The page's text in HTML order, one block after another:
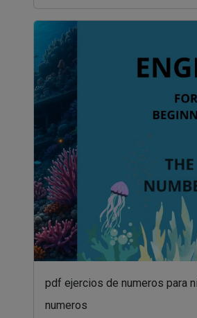
pdf ejercios de numeros para
numeros